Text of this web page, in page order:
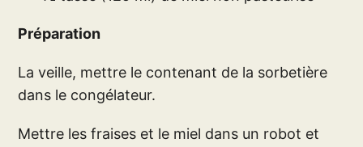
Préparation
La veille, mettre le contenant de la sorbetière
dans le congélateur.
Mettre les fraises et le miel dans un robot et